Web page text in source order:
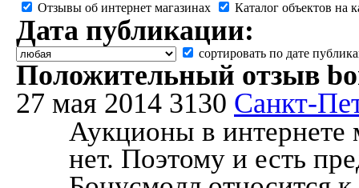
Отзывы об интернет магазинах Каталог объектов на
Дата публикации:
сортировать по дате
Положительный отзыв
27 мая 2014 3130 Санкт-
Аукционы в интернете
нет. Поэтому и есть